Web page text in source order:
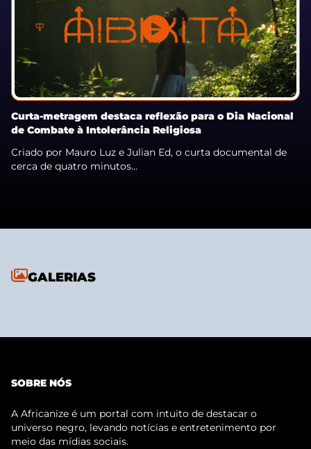
Curta-metragem destaca reflexão para o Dia Nacional
de Combate à Intolerância Religiosa
Criado por Mauro Luz e Julian Ed, o curta documental de
cerca de quatro minutos...
GALERIAS
SOBRE NÓS
A Africanize é um portal com intuito de destacar o
universo negro, levando notícias e entretenimento por
meio das mídias sociais.